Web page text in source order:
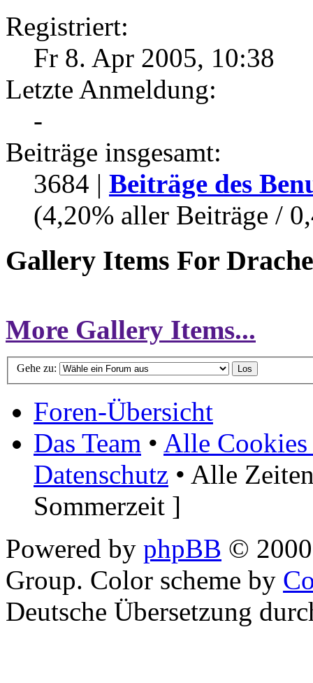
Registriert:
Fr 8. Apr 2005, 10:38
Letzte Anmeldung:
-
Beiträge insgesamt:
3684 | Beiträge des
(4,20% aller Beiträge /
Gallery Items For
More Gallery Items...
Gehe zu:
Foren-Übersicht
Das Team • Alle Cookies
Datenschutz • Alle
Sommerzeit ]
Powered by phpBB ©
Group. Color scheme by
Deutsche Übersetzung